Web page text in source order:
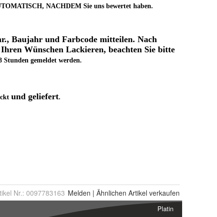
Nr.: 0097783163 Melden | Ähnlichen Artikel verkaufen
Platin